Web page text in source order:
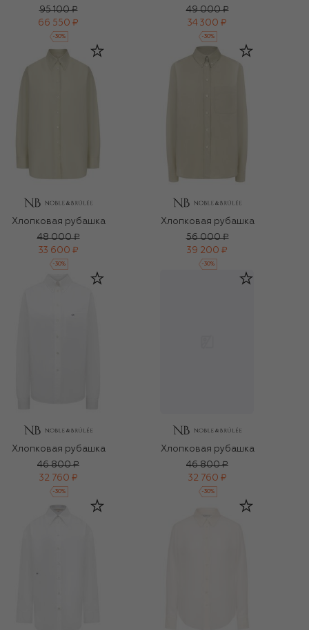
95 100 ₽
66 550 ₽
-30%
49 000 ₽
34 300 ₽
-30%
Хлопковая рубашка
48 000 ₽
33 600 ₽
-30%
Хлопковая рубашка
56 000 ₽
39 200 ₽
-30%
Хлопковая рубашка
46 800 ₽
32 760 ₽
-30%
Хлопковая рубашка
46 800 ₽
32 760 ₽
-30%